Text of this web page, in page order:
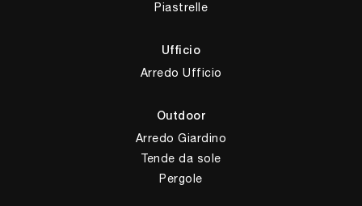
Piastrelle
Ufficio
Arredo Ufficio
Outdoor
Arredo Giardino
Tende da sole
Pergole